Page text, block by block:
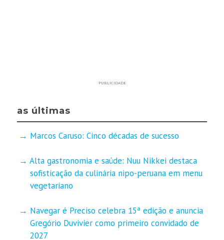
PUBLICIDADE
as últimas
Marcos Caruso: Cinco décadas de sucesso
Alta gastronomia e saúde: Nuu Nikkei destaca
sofisticação da culinária nipo-peruana em menu
vegetariano
Navegar é Preciso celebra 15ª edição e anuncia
Gregório Duvivier como primeiro convidado de
2027